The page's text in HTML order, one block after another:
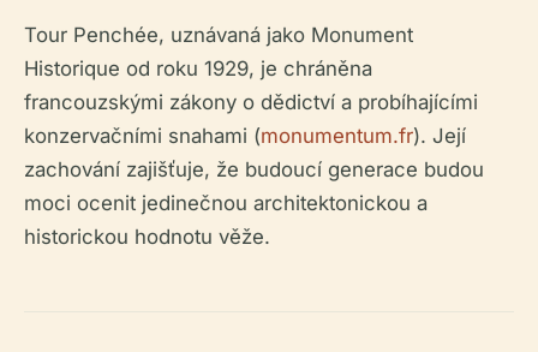
Tour Penchée, uznávaná jako Monument
Historique od roku 1929, je chráněna
francouzskými zákony o dědictví a probíhajícími
konzervačními snahami (monumentum.fr). Její
zachování zajišťuje, že budoucí generace budou
moci ocenit jedinečnou architektonickou a
historickou hodnotu věže.